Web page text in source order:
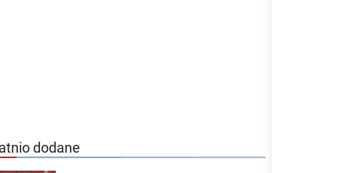
dodane